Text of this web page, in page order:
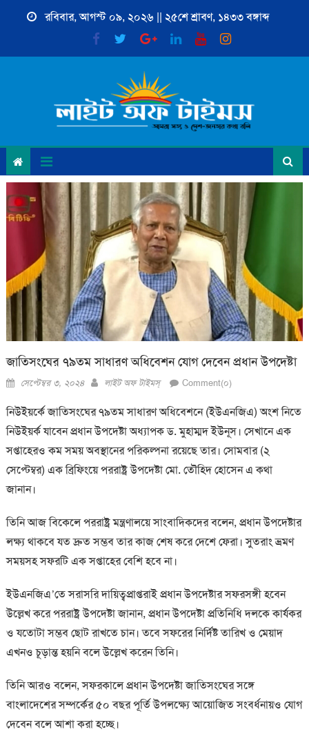
রবিবার, আগস্ট ০৯, ২০২৬ || ২৫শে শ্রাবণ, ১৪৩৩ বঙ্গাব্দ
জাতিসংঘের ৭৯তম সাধারণ অধিবেশন যোগ দেবেন প্রধান উপদেষ্টা
Posted
সেপ্টেম্বর ৩, ২০২৪ Author
লাইট অফ টাইমস্ Comment(০)
নিউইয়র্কে জাতিসংঘের ৭৯তম সাধারণ অধিবেশনে (ইউএনজিএ) অংশ নিতে
নিউইয়র্ক যাবেন প্রধান উপদেষ্টা অধ্যাপক ড. মুহাম্মদ ইউনূস। সেখানে এক
সপ্তাহেরও কম সময় অবস্থানের পরিকল্পনা রয়েছে তার। সোমবার (২
সেপ্টেম্বর) এক ব্রিফিংয়ে পররাষ্ট্র উপদেষ্টা মো. তৌহিদ হোসেন এ কথা
জানান।
তিনি আজ বিকেলে পররাষ্ট্র মন্ত্রণালয়ে সাংবাদিকদের বলেন, প্রধান উপদেষ্টার
লক্ষ্য থাকবে যত দ্রুত সম্ভব তার কাজ শেষ করে দেশে ফেরা। সুতরাং ভ্রমণ
সময়সহ সফরটি এক সপ্তাহের বেশি হবে না।
ইউএনজিএ’তে সরাসরি দায়িত্বপ্রাপ্তরাই প্রধান উপদেষ্টার সফরসঙ্গী হবেন
উল্লেখ করে পররাষ্ট্র উপদেষ্টা জানান, প্রধান উপদেষ্টা প্রতিনিধি দলকে কার্যকর
ও যতোটা সম্ভব ছোট রাখতে চান। তবে সফরের নির্দিষ্ট তারিখ ও মেয়াদ
এখনও চূড়ান্ত হয়নি বলে উল্লেখ করেন তিনি।
তিনি আরও বলেন, সফরকালে প্রধান উপদেষ্টা জাতিসংঘের সঙ্গে
বাংলাদেশের সম্পর্কের ৫০ বছর পূর্তি উপলক্ষ্যে আয়োজিত সংবর্ধনায়ও যোগ
দেবেন বলে আশা করা হচ্ছে।